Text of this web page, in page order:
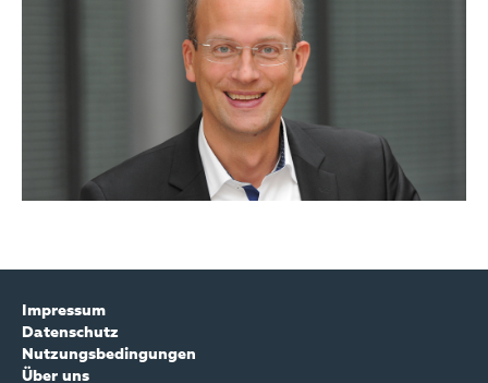
Impressum
Datenschutz
Nutzungsbedingungen
Über uns